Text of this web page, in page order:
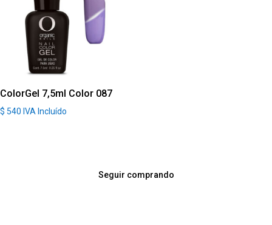
ColorGel 7,5ml Color 087
$ 540 IVA Incluído
Seguir comprando